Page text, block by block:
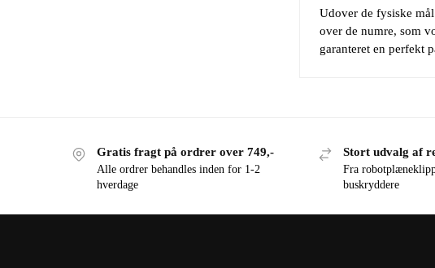
Udover de fysiske
over de numre, som
garanteret en perfekt
Gratis fragt på ordrer over 749,-
Alle ordrer behandles inden for 1-2
hverdage
Stort udvalg af
Fra
buskryddere